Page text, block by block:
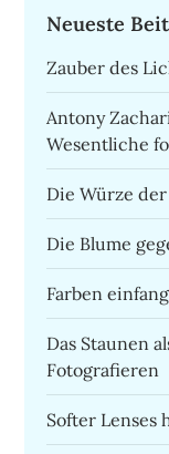
Neueste
Zauber des
Antony
Wesentliche
Die Würze
Die Blume
Farben
Das Staunen
Fotografieren
Softer Lenses